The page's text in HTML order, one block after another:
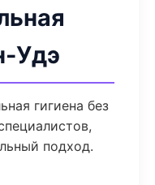
Удэ
гигиена без
подход.